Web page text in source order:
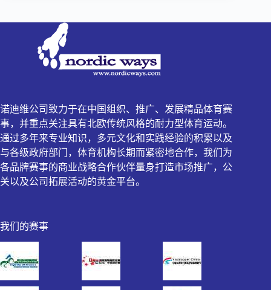
诺迪维公司致力于在中国组织、推广、发展精品体育赛
事，并重点关注具有北欧传统风格的耐力型体育运动。
通过多年来专业知识，多元文化和实践经验的积累以及
与各级政府部门，体育机构长期而紧密地合作，我们为
各品牌赛事的商业战略合作伙伴量身打造市场推广，公
关以及公司拓展活动的黄金平台。
我们的赛事